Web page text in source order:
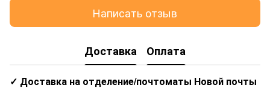
Написать отзыв
Доставка Оплата
✓ Доставка на отделение/почтоматы Новой почты